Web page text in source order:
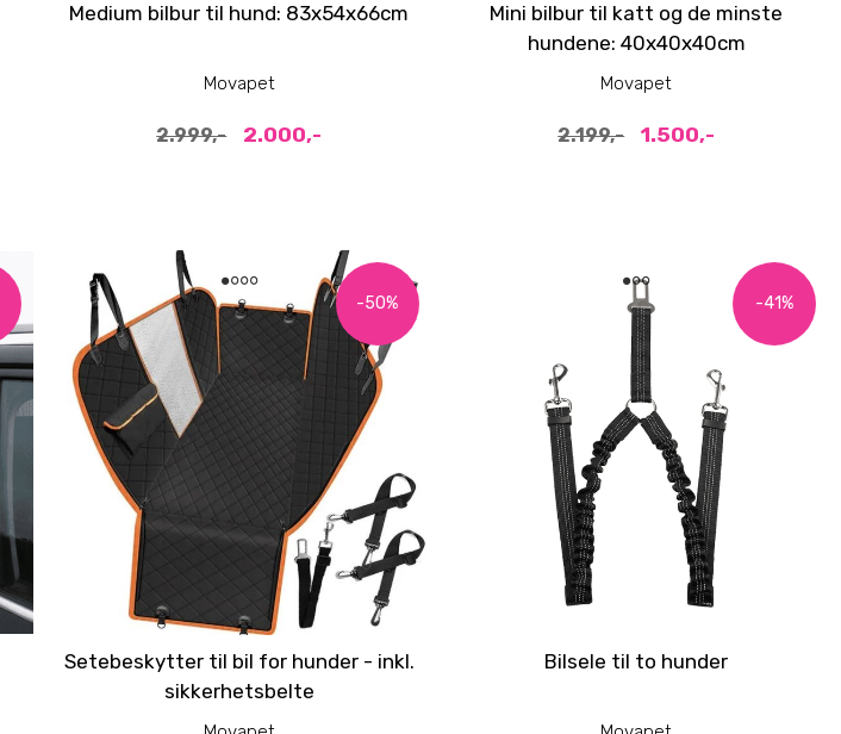
Medium bilbur til hund: 83x54x66cm
Movapet
2.999,- 2.000,-
Mini bilbur til katt og de minste
hundene: 40x40x40cm
Movapet
2.199,- 1.500,-
-50%
Setebeskytter til bil for hunder - inkl.
sikkerhetsbelte
-41%
Bilsele til to hunder